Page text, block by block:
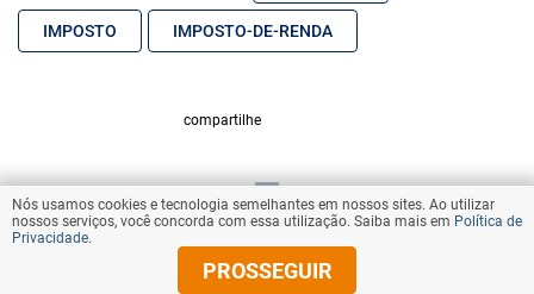
IMPOSTO IMPOSTO-DE-RENDA
compartilhe
VOLTAR AO TOPO
© Copyright 2025 Diários Associados
Nós usamos cookies e tecnologia semelhantes em nossos sites. Ao utilizar
nossos serviços, você concorda com essa utilização. Saiba mais em Política de
Privacidade.
PROSSEGUIR